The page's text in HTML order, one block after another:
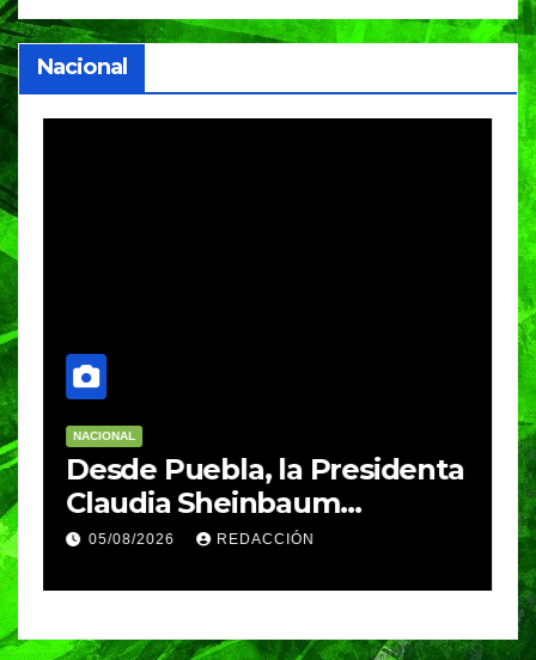
Nacional
NACIONAL
Desde Puebla, la Presidenta
Claudia Sheinbaum
arrancará la Jornada
05/08/2026 REDACCIÓN